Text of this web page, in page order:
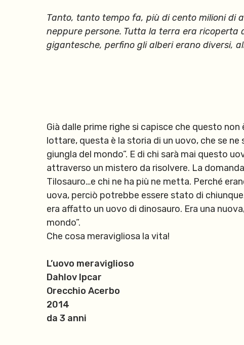
Tanto, tanto tempo fa, più di cento milioni di
neppure persone. Tutta la terra era ricoperta
gigantesche, perfino gli alberi erano diversi,
Già dalle prime righe si capisce che questo
lottare, questa è la storia di un uovo, che se
giungla del mondo”. E di chi sarà mai questo
attraverso un mistero da risolvere. La
Tilosauro…e chi ne ha più ne metta. Perché
uova, perciò potrebbe essere stato di
era affatto un uovo di dinosauro. Era una
mondo”.
Che cosa meravigliosa la vita!
L’uovo meraviglioso
Dahlov Ipcar
Orecchio Acerbo
2014
da 3 anni